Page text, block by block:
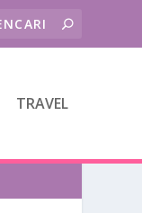
TRAVEL